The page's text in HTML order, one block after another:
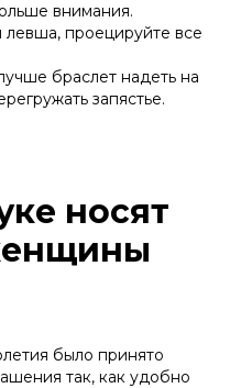
внимания.
левша, проецируйте все
браслет надеть на
запястье.
носят
было принято
так, как удобно